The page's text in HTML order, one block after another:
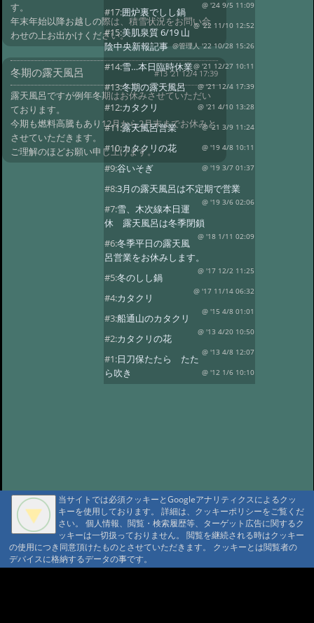
す。
年末年始以降お越しの際は、積雪状況をお問い合
わせの上お出かけください。
冬期の露天風呂 #13 '21 12/4 17:39
露天風呂ですが例年冬期はお休みさせていただい
ております。
今期も燃料高騰もあり12月から2月末までお休みと
させていただきます。
ご理解のほどお願い申し上げます。
@ '24 9/5 11:09
#17:囲炉裏でしし鍋
@ '22 11/10 12:52
#15:美肌泉質 6/19 山
陰中央新報記事 @管理人 '22 10/28 15:26
#14:雪…本日臨時休業@ '21 12/27 10:11
#13:冬期の露天風呂 @ '21 12/4 17:39
#12:カタクリ @ '21 4/10 13:28
#11:露天風呂営業 @ '21 3/9 11:24
#10:カタクリの花 @ '19 4/8 10:11
#9:谷いそぎ @ '19 3/7 01:37
#8:3月の露天風呂は不定期で営業
@ '19 3/6 02:06
#7:雪、木次線本日運
休 露天風呂は冬季閉鎖
@ '18 1/11 02:09
#6:冬季平日の露天風
呂営業をお休みします。
@ '17 12/2 11:25
#5:冬のしし鍋
@ '17 11/14 06:32
#4:カタクリ
@ '15 4/8 01:01
#3:船通山のカタクリ
@ '13 4/20 10:50
#2:カタクリの花
@ '13 4/8 12:07
#1:日刀保たたら たた
ら吹き
@ '12 1/6 10:10
当サイトでは必須クッキーとGoogleアナリティクスによるクッ
キーを使用しております。 詳細は、クッキーポリシーをご覧くだ
さい。 個人情報、閲覧・検索履歴等、ターゲット広告に関するク
ッキーは一切扱っておりません。 閲覧を継続される時はクッキー
の使用につき同意頂けたものとさせていただきます。 クッキーとは閲覧者の
デバイスに格納するデータの事です。